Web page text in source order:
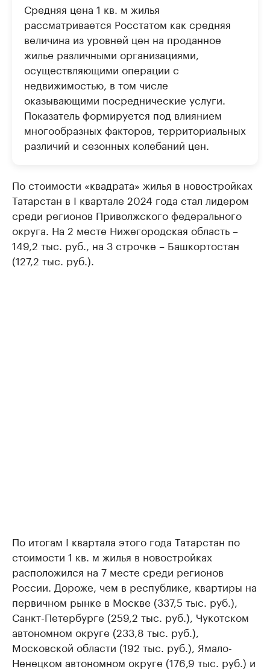
Средняя цена 1 кв. м жилья
рассматривается Росстатом как средняя
величина из уровней цен на проданное
жилье различными организациями,
осуществляющими операции с
недвижимостью, в том числе
оказывающими посреднические услуги.
Показатель формируется под влиянием
многообразных факторов, территориальных
различий и сезонных колебаний цен.
По стоимости «квадрата» жилья в новостройках
Татарстан в I квартале 2024 года стал лидером
среди регионов Приволжского федерального
округа. На 2 месте Нижегородская область –
149,2 тыс. руб., на 3 строчке – Башкортостан
(127,2 тыс. руб.).
По итогам I квартала этого года Татарстан по
стоимости 1 кв. м жилья в новостройках
расположился на 7 месте среди регионов
России. Дороже, чем в республике, квартиры на
первичном рынке в Москве (337,5 тыс. руб.),
Санкт-Петербурге (259,2 тыс. руб.), Чукотском
автономном округе (233,8 тыс. руб.),
Московской области (192 тыс. руб.), Ямало-
Ненецком автономном округе (176,9 тыс. руб.) и